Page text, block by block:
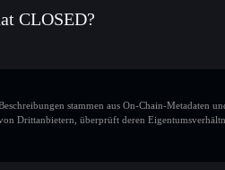
CLOSED?
CLOSED
stammen aus On-Chain-Metadaten
Drittanbietern, überprüft deren